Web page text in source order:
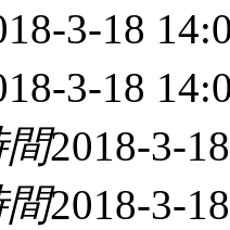
3-18
3-18
間2018-3-
間2018-3-